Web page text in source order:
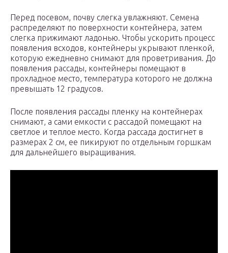
Перед посевом, почву слегка увлажняют. Семена
распределяют по поверхности контейнера, затем
слегка прижимают ладонью. Чтобы ускорить процесс
появления всходов, контейнеры укрывают пленкой,
которую ежедневно снимают для проветривания. До
появления рассады, контейнеры помещают в
прохладное место, температура которого не должна
превышать 12 градусов.
После появления рассады пленку на контейнерах
снимают, а сами емкости с рассадой помещают на
светлое и теплое место. Когда рассада достигнет в
размерах 2 см, ее пикируют по отдельным горшкам
для дальнейшего выращивания.